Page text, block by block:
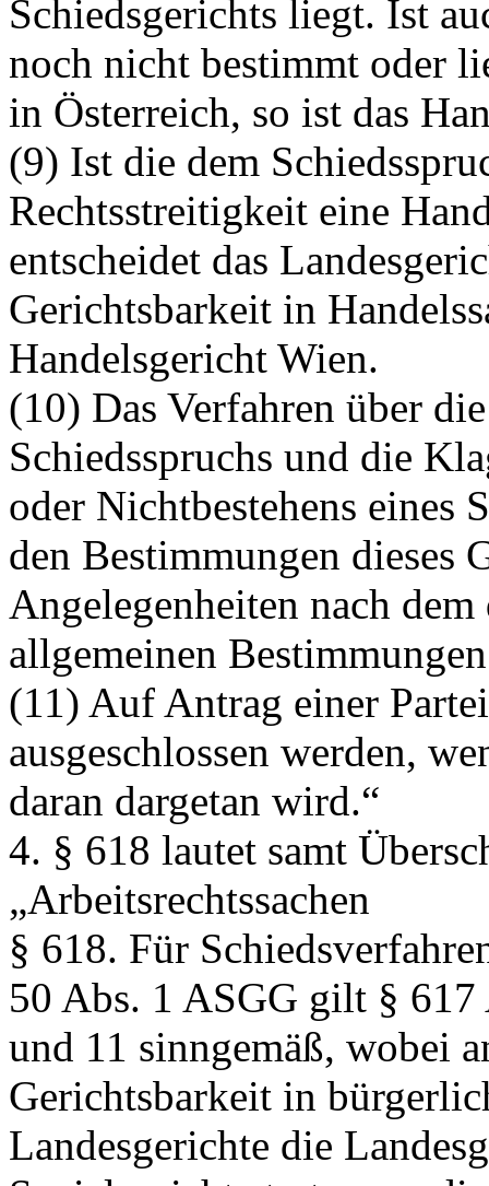
Schiedsgerichts liegt. Ist
noch nicht bestimmt oder
in Österreich, so ist das
(9) Ist die dem
Rechtsstreitigkeit eine
entscheidet das
Gerichtsbarkeit in
Handelsgericht Wien.
(10) Das Verfahren über
Schiedsspruchs und die
oder Nichtbestehens eines
den Bestimmungen dieses
Angelegenheiten nach
allgemeinen
(11) Auf Antrag einer
ausgeschlossen werden,
daran dargetan wird.“
4. § 618 lautet samt
„Arbeitsrechtssachen
§ 618. Für
50 Abs. 1 ASGG gilt §
und 11 sinngemäß, wobei
Gerichtsbarkeit in
Landesgerichte die